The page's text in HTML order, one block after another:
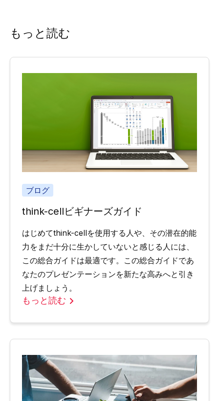
もっと読む
ブログ
think-cellビギナーズガイド
はじめてthink-cellを使用する人や、その潜在的能
力をまだ十分に生かしていないと感じる人には、
この総合ガイドは最適です。この総合ガイドであ
なたのプレゼンテーションを新たな高みへと引き
上げましょう。
もっと読む